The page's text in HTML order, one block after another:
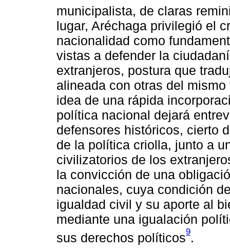
municipalista, de claras
lugar, Aréchaga privilegió el
nacionalidad como
vistas a defender la
extranjeros, postura que
alineada con otras del
idea de una rápida
política nacional dejará
defensores históricos, cierto
de la política criolla, junto a
civilizatorios de los
la convicción de una
nacionales, cuya condición
igualdad civil y su aporte al
mediante una igualación
sus derechos políticos9.